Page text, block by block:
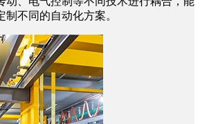
不同的自动化方案。